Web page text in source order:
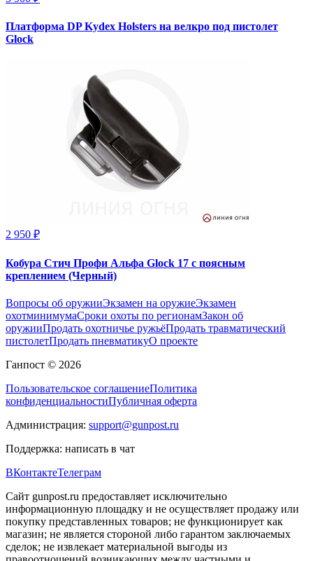
Платформа DP Kydex Holsters на велкро под пистолет
Glock
2 950 ₽
Кобура Стич Профи Альфа Glock 17 с поясным
креплением (Черный)
Вопросы об оружииЭкзамен на оружиеЭкзамен
охотминимумаСроки охоты по регионамЗакон об
оружииПродать охотничье ружьёПродать травматический
пистолетПродать пневматикуО проекте
Ганпост © 2026
Пользовательское соглашениеПолитика
конфиденциальностиПубличная оферта
Администрация: support@gunpost.ru
Поддержка: написать в чат
ВКонтактеТелеграм
Сайт gunpost.ru предоставляет исключительно
информационную площадку и не осуществляет продажу или
покупку представленных товаров; не функционирует как
магазин; не является стороной либо гарантом заключаемых
сделок; не извлекает материальной выгоды из